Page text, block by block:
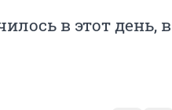
в этот день, в